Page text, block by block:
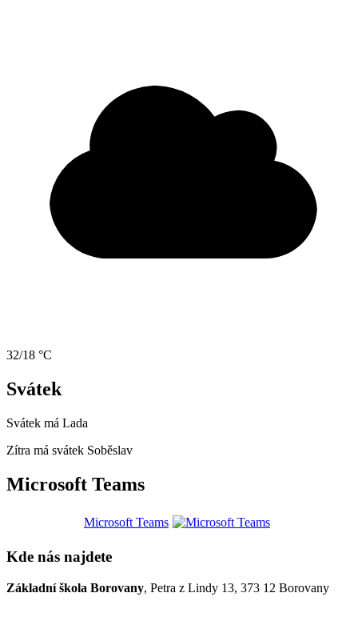
32/18 °C
Svátek
Svátek má Lada
Zítra má svátek Soběslav
Microsoft Teams
Microsoft Teams
Kde nás najdete
Základní škola Borovany, Petra z Lindy 13, 373 12 Borovany